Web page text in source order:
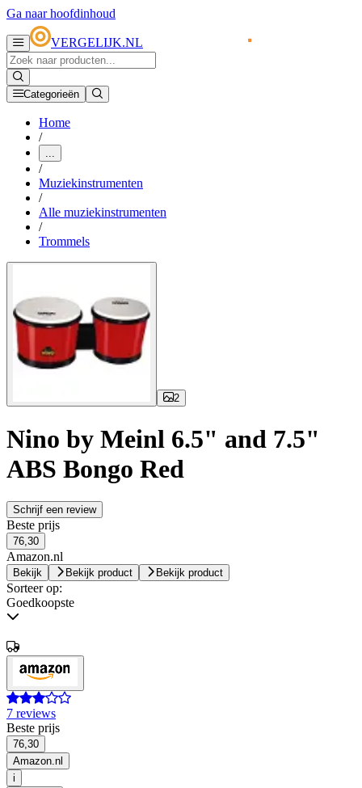
Ga naar hoofdinhoud
VERGELIJK.NL
Categorieën
Home
/
...
/
Muziekinstrumenten
/
Alle muziekinstrumenten
/
Trommels
2
Nino by Meinl 6.5" and 7.5"
ABS Bongo Red
Schrijf een review
Beste prijs
76,30
Amazon.nl
Bekijk Bekijk product Bekijk product
Sorteer op:
Goedkoopste
7 reviews
Beste prijs
76,30
Amazon.nl
i